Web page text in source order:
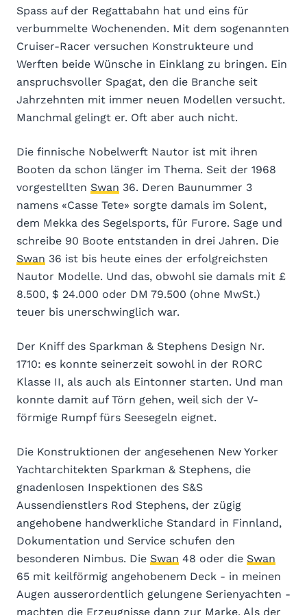
Spass auf der Regattabahn hat und eins für
verbummelte Wochenenden. Mit dem sogenannten
Cruiser-Racer versuchen Konstrukteure und
Werften beide Wünsche in Einklang zu bringen. Ein
anspruchsvoller Spagat, den die Branche seit
Jahrzehnten mit immer neuen Modellen versucht.
Manchmal gelingt er. Oft aber auch nicht.
Die finnische Nobelwerft Nautor ist mit ihren
Booten da schon länger im Thema. Seit der 1968
vorgestellten Swan 36. Deren Baunummer 3
namens «Casse Tete» sorgte damals im Solent,
dem Mekka des Segelsports, für Furore. Sage und
schreibe 90 Boote entstanden in drei Jahren. Die
Swan 36 ist bis heute eines der erfolgreichsten
Nautor Modelle. Und das, obwohl sie damals mit £
8.500, $ 24.000 oder DM 79.500 (ohne MwSt.)
teuer bis unerschwinglich war.
Der Kniff des Sparkman & Stephens Design Nr.
1710: es konnte seinerzeit sowohl in der RORC
Klasse II, als auch als Eintonner starten. Und man
konnte damit auf Törn gehen, weil sich der V-
förmige Rumpf fürs Seesegeln eignet.
Die Konstruktionen der angesehenen New Yorker
Yachtarchitekten Sparkman & Stephens, die
gnadenlosen Inspektionen des S&S
Aussendienstlers Rod Stephens, der zügig
angehobene handwerkliche Standard in Finnland,
Dokumentation und Service schufen den
besonderen Nimbus. Die Swan 48 oder die Swan
65 mit keilförmig angehobenem Deck - in meinen
Augen ausserordentlich gelungene Serienyachten -
machten die Erzeugnisse dann zur Marke. Als der